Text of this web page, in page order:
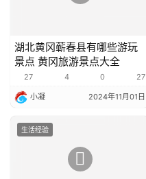
湖北黄冈蕲春县有哪些游玩
景点 黄冈旅游景点大全
27 4 0 27
小凝 2024年11月01日
生活经验